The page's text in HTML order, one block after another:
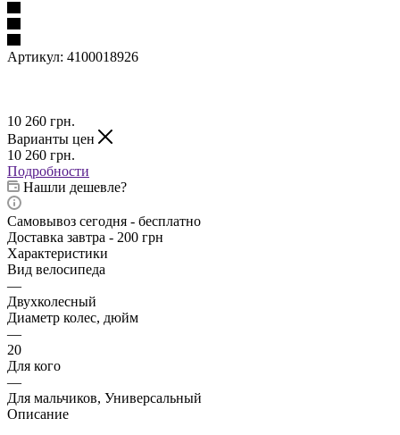
Артикул: 4100018926
10 260 грн.
Варианты цен
10 260 грн.
Подробности
Нашли дешевле?
Самовывоз сегодня - бесплатно
Доставка завтра - 200 грн
Характеристики
Вид велосипеда
—
Двухколесный
Диаметр колес, дюйм
—
20
Для кого
—
Для мальчиков, Универсальный
Описание